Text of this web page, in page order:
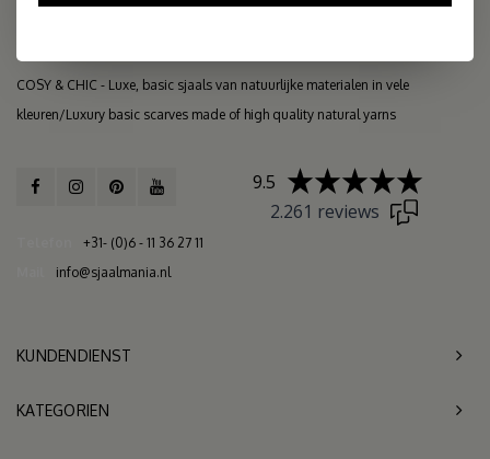
COSY & CHIC - Luxe, basic sjaals van natuurlijke materialen in vele
kleuren/Luxury basic scarves made of high quality natural yarns
+31- (0)6 - 11 36 27 11
info@sjaalmania.nl
9.5
2.261 reviews
KUNDENDIENST
KATEGORIEN